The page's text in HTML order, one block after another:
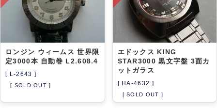
ロンジン ウィームス 世界限
定3000本 自動巻 L2.608.4
[ L-2643 ]
[ SOLD OUT ]
エドックス KING
STAR3000 黒文字盤 3面カ
ットガラス
[ HA-4632 ]
[ SOLD OUT ]